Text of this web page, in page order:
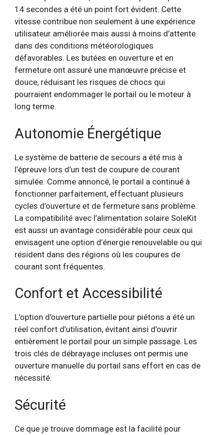
14 secondes a été un point fort évident. Cette
vitesse contribue non seulement à une expérience
utilisateur améliorée mais aussi à moins d’attente
dans des conditions météorologiques
défavorables. Les butées en ouverture et en
fermeture ont assuré une manœuvre précise et
douce, réduisant les risques de chocs qui
pourraient endommager le portail ou le moteur à
long terme.
Autonomie Énergétique
Le système de batterie de secours a été mis à
l’épreuve lors d’un test de coupure de courant
simulée. Comme annoncé, le portail a continué à
fonctionner parfaitement, effectuant plusieurs
cycles d’ouverture et de fermeture sans problème.
La compatibilité avec l’alimentation solaire SoleKit
est aussi un avantage considérable pour ceux qui
envisagent une option d’énergie renouvelable ou qui
résident dans des régions où les coupures de
courant sont fréquentes.
Confort et Accessibilité
L’option d’ouverture partielle pour piétons a été un
réel confort d’utilisation, évitant ainsi d’ouvrir
entièrement le portail pour un simple passage. Les
trois clés de débrayage incluses ont permis une
ouverture manuelle du portail sans effort en cas de
nécessité.
Sécurité
Ce que je trouve dommage est la facilité pour